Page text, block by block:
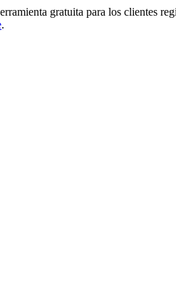
gratuita para los clientes
.